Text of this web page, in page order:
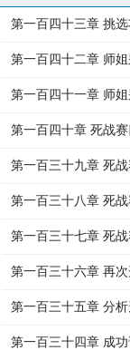
第一百四十三章 挑
第一百四十二章 师姐
第一百四十一章 师
第一百四十章 死战赛
第一百三十九章 死
第一百三十八章 死战
第一百三十七章 死
第一百三十六章 再
第一百三十五章 分
第一百三十四章 成